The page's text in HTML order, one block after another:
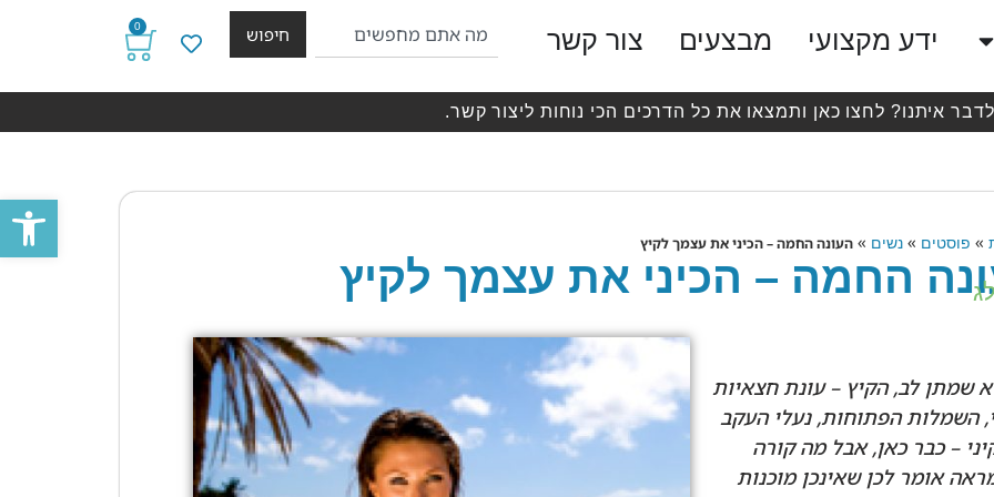
פתח
ידע מקצועי מבצעים צור קשר חיפוש 0
לדבר איתנו? לחצו כאן ותמצאו את כל הדרכים הכי נוחות ליצור קשר.
» פוסטים » נשים » העונה החמה – הכיני את עצמך לקיץ
החמה – הכיני את עצמך לקיץ
שמתן לב, הקיץ – עונת חצאיות
השמלות הפתוחות, נעלי העקב
– כבר כאן, אבל מה קורה
אומר לכן שאינכן מוכנות